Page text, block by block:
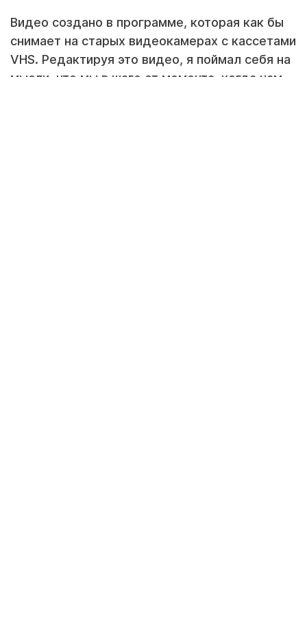
Видео создано в программе, которая как бы
снимает на старых видеокамерах с кассетами
VHS. Редактируя это видео, я поймал себя на
мысли, что мы в шаге от момента, когда нам